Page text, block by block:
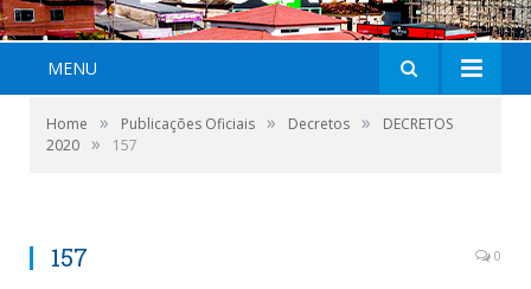
MENU
Home » Publicações Oficiais » Decretos »
DECRETOS
2020 » 157
157 0